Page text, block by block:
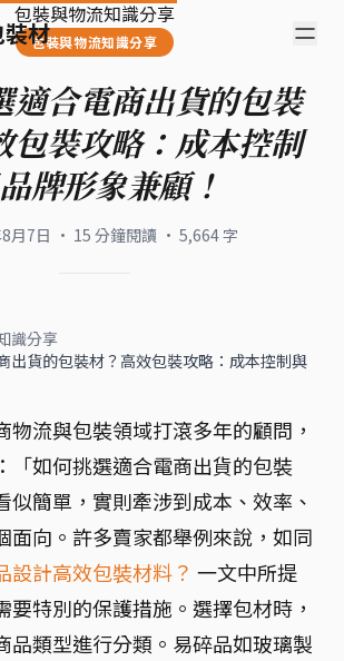
材
包裝與物流知識分享
包裝與物流知識分享
適合電商出貨的包裝
包裝攻略：成本控制
牌形象兼顧！
月7日 · 15 分鐘閱讀 · 5,664字
識分享
出貨的包裝材？高效包裝攻略：成本控制與
物流與包裝領域打滾多年的顧問，
「如何挑選適合電商出貨的包裝
似簡單，實則牽涉到成本、效率、
面向。許多賣家都舉例來說，如同
設計高效包裝材料？ 一文中所提
要特別的保護措施。選擇包材時，
品類型進行分類。易碎品如玻璃製